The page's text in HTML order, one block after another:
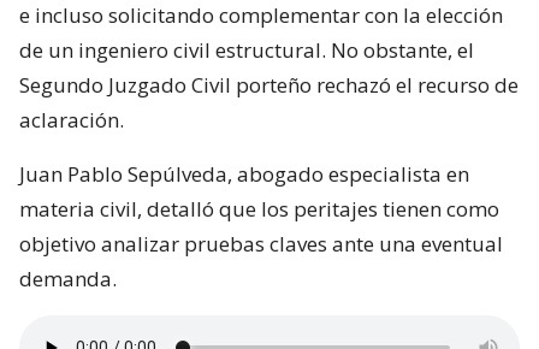
e incluso solicitando complementar con la elección
de un ingeniero civil estructural. No obstante, el
Segundo Juzgado Civil porteño rechazó el recurso de
aclaración.
Juan Pablo Sepúlveda, abogado especialista en
materia civil, detalló que los peritajes tienen como
objetivo analizar pruebas claves ante una eventual
demanda.